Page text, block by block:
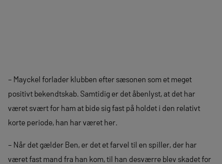
– Mayckel forlader klubben efter sæsonen som et meget
positivt bekendtskab. Samtidig er det åbenlyst, at det har
været svært for ham at bide sig fast på holdet i den relativt
korte periode, han har været her.
– Når det gælder Ben, er det et farvel til en spiller, der har
været fast mand fra han kom, til han desværre blev skadet for